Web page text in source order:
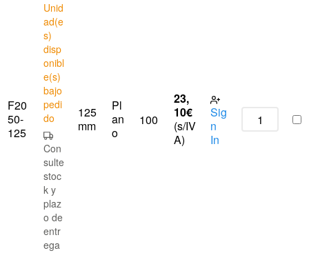
F20
50-
125
Unid
ad(e
s)
disp
onibl
e(s)
bajo
pedi
do
Con
sulte
stoc
k y
plaz
o de
entr
ega
125
mm
Pl
an
o
100
23,
10€
(s/IV
A)
Sig
n
In